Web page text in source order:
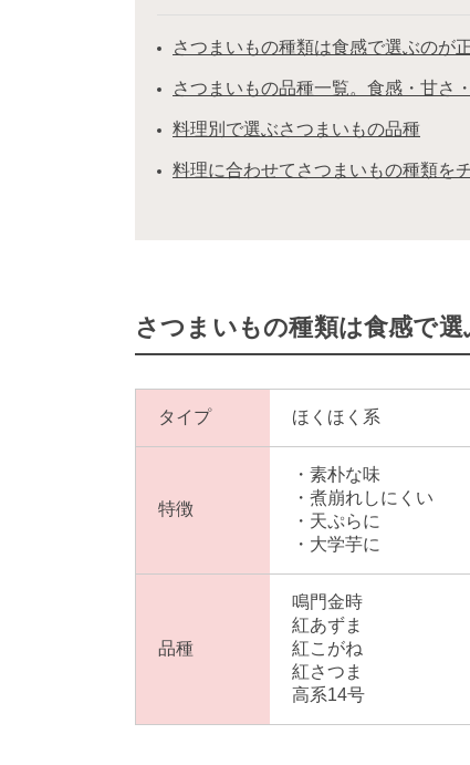
さつまいもの種類は食感で選ぶのが
さつまいもの品種一覧。食感・甘さ
料理別で選ぶさつまいもの品種
料理に合わせてさつまいもの種類を
さつまいもの種類は食感で
タイプ ほくほく系
特徴
・素朴な味
・煮崩れしにくい
・天ぷらに
・大学芋に
品種
鳴門金時
紅あずま
紅こがね
紅さつま
高系14号